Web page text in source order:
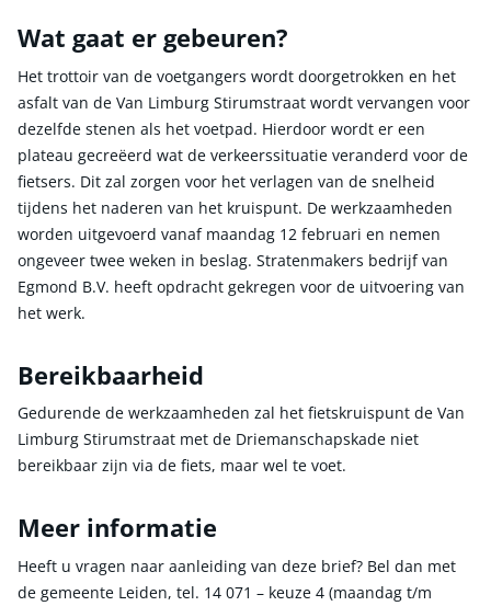
Wat gaat er gebeuren?
Het trottoir van de voetgangers wordt doorgetrokken en het
asfalt van de Van Limburg Stirumstraat wordt vervangen voor
dezelfde stenen als het voetpad. Hierdoor wordt er een
plateau gecreëerd wat de verkeerssituatie veranderd voor de
fietsers. Dit zal zorgen voor het verlagen van de snelheid
tijdens het naderen van het kruispunt. De werkzaamheden
worden uitgevoerd vanaf maandag 12 februari en nemen
ongeveer twee weken in beslag. Stratenmakers bedrijf van
Egmond B.V. heeft opdracht gekregen voor de uitvoering van
het werk.
Bereikbaarheid
Gedurende de werkzaamheden zal het fietskruispunt de Van
Limburg Stirumstraat met de Driemanschapskade niet
bereikbaar zijn via de fiets, maar wel te voet.
Meer informatie
Heeft u vragen naar aanleiding van deze brief? Bel dan met
de gemeente Leiden, tel. 14 071 – keuze 4 (maandag t/m